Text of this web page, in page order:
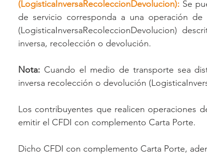
(LogisticaInversaRecoleccionDevolucion): Se
de servicio corresponda a una operación
(LogisticaInversaRecoleccionDevolucion)
inversa, recolección o devolución.
Nota: Cuando el medio de transporte sea
inversa recolección o devolución
Los contribuyentes que realicen operaciones
emitir el CFDI con complemento Carta Porte.
Dicho CFDI con complemento Carta Porte,